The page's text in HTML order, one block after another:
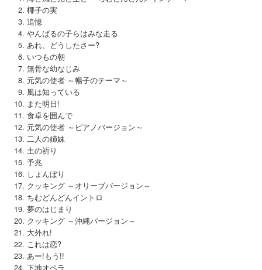
椰子の実
追憶
やんばるの子らはみな走る
あれ、どうしたさー?
いつもの朝
無骨な幼なじみ
元気の使者 ～暢子のテーマ～
風は知っている
また明日!
食卓を囲んで
元気の使者 ～ピアノバージョン～
二人の姉妹
土の祈り
予兆
しょんぼり
クッキング ～オリーブバージョン～
ちむどんどんイントロ
夢のはじまり
クッキング ～沖縄バージョン～
大外れ!
これは恋?
あー!もう!!
下地オペラ